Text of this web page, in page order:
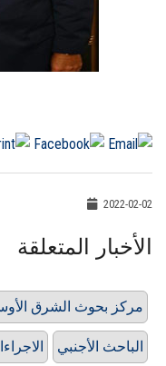
2022-02-02
الأخبار المتعلقة
مركز بحوث الشرق
الباحث الأجنبي